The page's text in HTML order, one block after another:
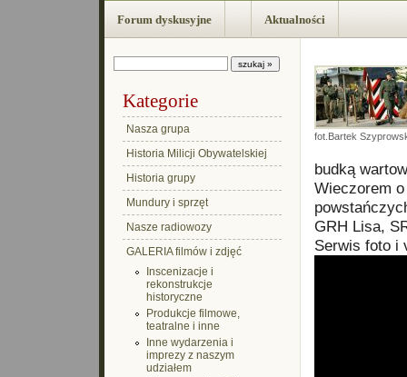
Forum dyskusyjne Aktualności
Kategorie
Nasza grupa
Historia Milicji Obywatelskiej
Historia grupy
Mundury i sprzęt
Nasze radiowozy
GALERIA filmów i zdjęć
Inscenizacje i
rekonstrukcje
historyczne
Produkcje filmowe,
teatralne i inne
Inne wydarzenia i
imprezy z naszym
udziałem
fot.Bartek
budką
Wieczorem
GRH Lisa,
Serwis foto i